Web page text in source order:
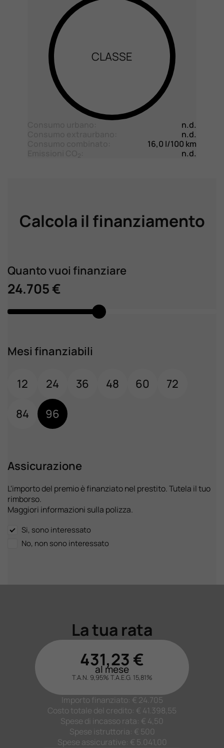
CLASSE
n.d.
n.d.
16,0 l/100 km
n.d.
Calcola il finanziamento
Quanto vuoi finanziare
24.705 €
Mesi finanziabili
12 24 36 48 60
72
84
96
Assicurazione
L'importo del premio è finanziato nel prestito. Tutela il tuo
rimborso.
Maggiori informazioni sulla polizza.
Si, sono interessato
No, non sono interessato
La tua rata
431,23 €
al mese
T.A.N. 9,95% T.A.E.G. 15,81%
Importo finanziato: € 24.705
Costo totale del credito: € 41.398,55
Spese di incasso rata: € 4,50
Spese istruttoria: € 500
Spese assicurative: € 5.041,00